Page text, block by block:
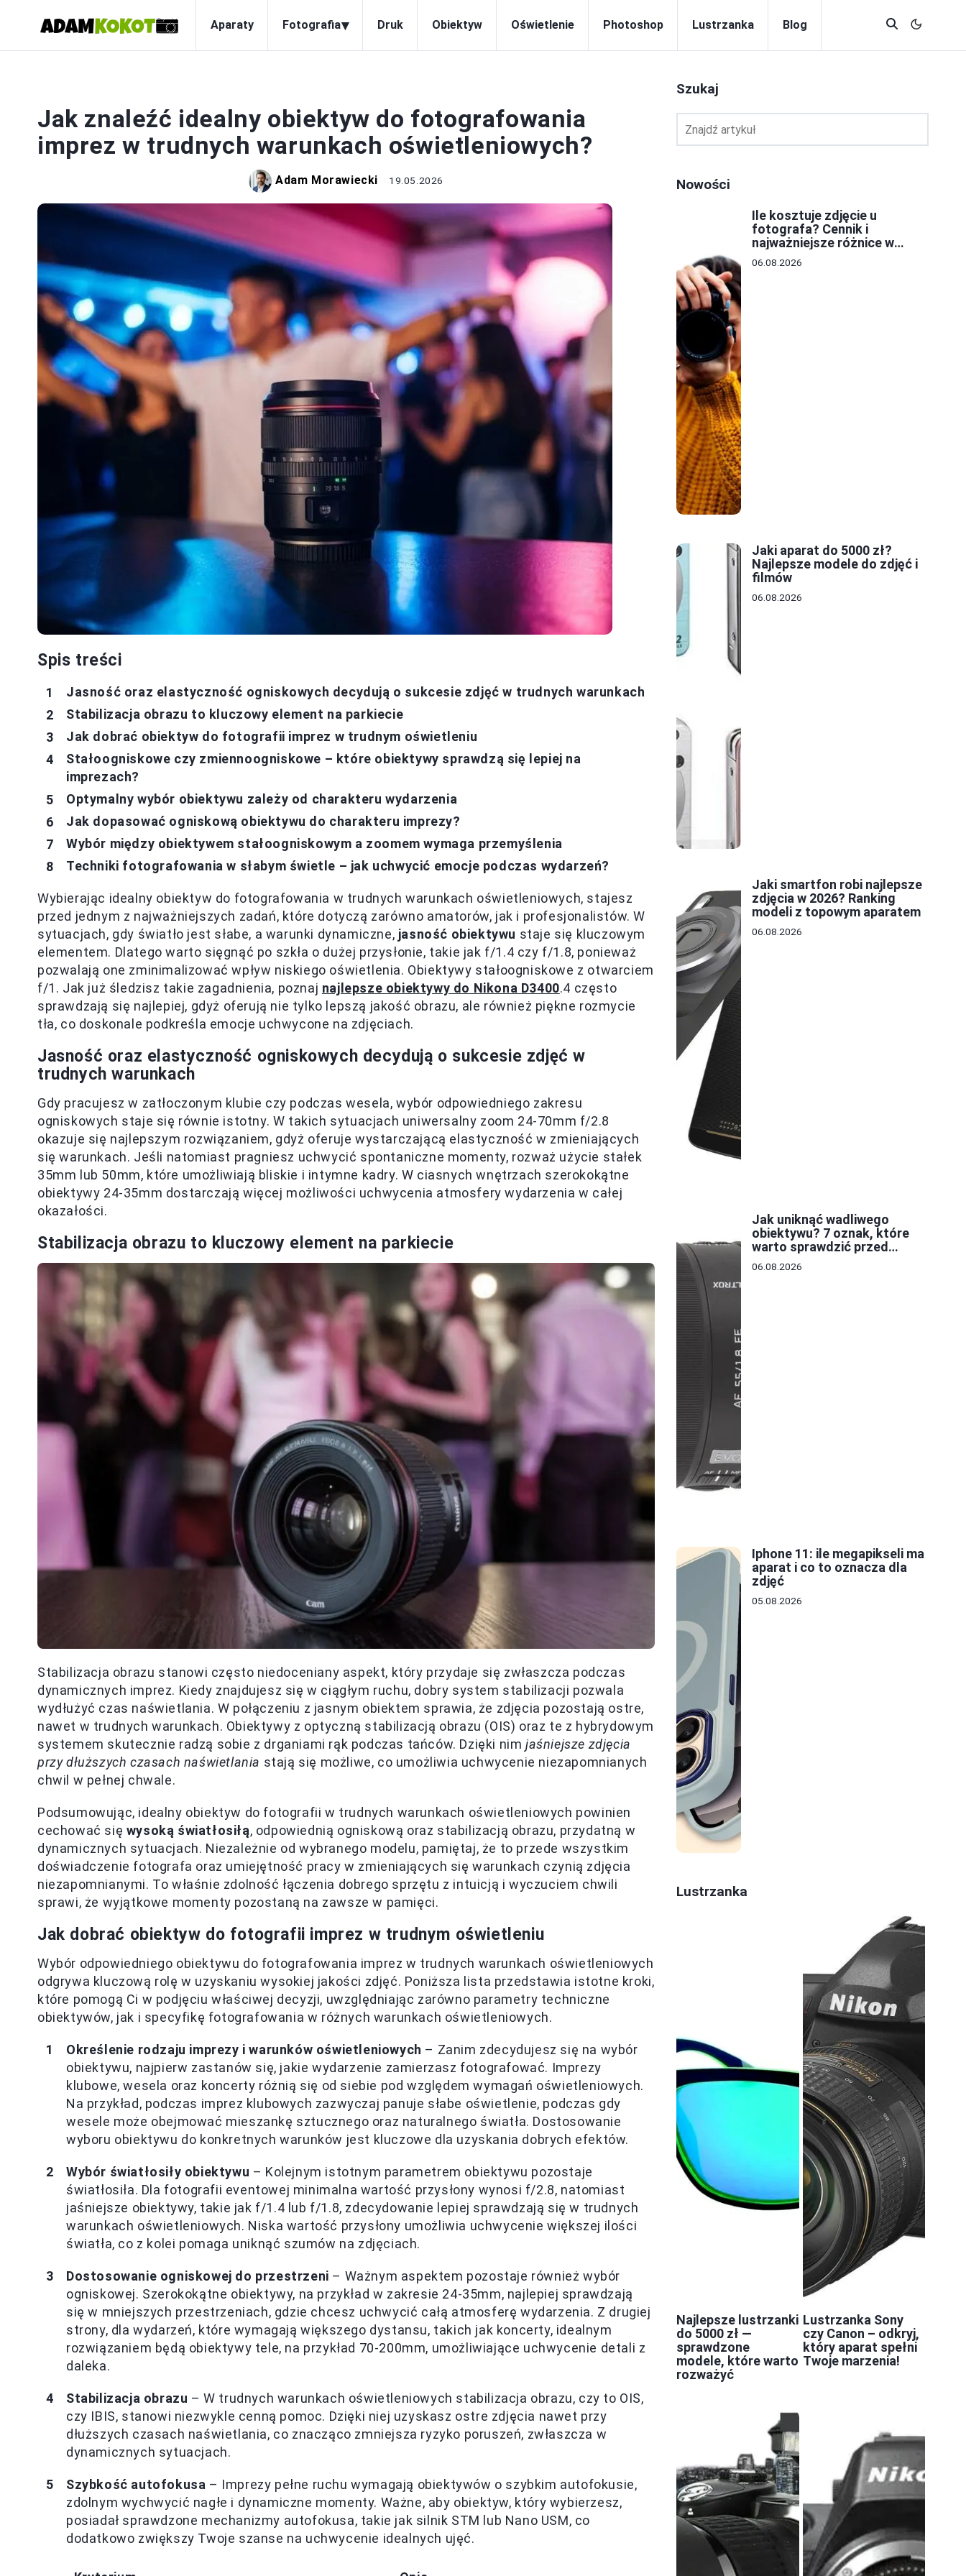
Aparaty Fotografia▾ Druk Obiektyw Oświetlenie Photoshop Lustrzanka Blog
Jak znaleźć idealny obiektyw do fotografowania
imprez w trudnych warunkach oświetleniowych?
Adam Morawiecki 19.05.2026
Spis treści
Jasność oraz elastyczność ogniskowych decydują o sukcesie zdjęć w trudnych warunkach
Stabilizacja obrazu to kluczowy element na parkiecie
Jak dobrać obiektyw do fotografii imprez w trudnym oświetleniu
Stałoogniskowe czy zmiennoogniskowe – które obiektywy sprawdzą się lepiej na
imprezach?
Optymalny wybór obiektywu zależy od charakteru wydarzenia
Jak dopasować ogniskową obiektywu do charakteru imprezy?
Wybór między obiektywem stałoogniskowym a zoomem wymaga przemyślenia
Techniki fotografowania w słabym świetle – jak uchwycić emocje podczas wydarzeń?
Wybierając idealny obiektyw do fotografowania w trudnych warunkach oświetleniowych, stajesz
przed jednym z najważniejszych zadań, które dotyczą zarówno amatorów, jak i profesjonalistów. W
sytuacjach, gdy światło jest słabe, a warunki dynamiczne, jasność obiektywu staje się kluczowym
elementem. Dlatego warto sięgnąć po szkła o dużej przysłonie, takie jak f/1.4 czy f/1.8, ponieważ
pozwalają one zminimalizować wpływ niskiego oświetlenia. Obiektywy stałoogniskowe z otwarciem
f/1. Jak już śledzisz takie zagadnienia, poznaj najlepsze obiektywy do Nikona D3400.4 często
sprawdzają się najlepiej, gdyż oferują nie tylko lepszą jakość obrazu, ale również piękne rozmycie
tła, co doskonale podkreśla emocje uchwycone na zdjęciach.
Jasność oraz elastyczność ogniskowych decydują o sukcesie zdjęć w
trudnych warunkach
Gdy pracujesz w zatłoczonym klubie czy podczas wesela, wybór odpowiedniego zakresu
ogniskowych staje się równie istotny. W takich sytuacjach uniwersalny zoom 24-70mm f/2.8
okazuje się najlepszym rozwiązaniem, gdyż oferuje wystarczającą elastyczność w zmieniających
się warunkach. Jeśli natomiast pragniesz uchwycić spontaniczne momenty, rozważ użycie stałek
35mm lub 50mm, które umożliwiają bliskie i intymne kadry. W ciasnych wnętrzach szerokokątne
obiektywy 24-35mm dostarczają więcej możliwości uchwycenia atmosfery wydarzenia w całej
okazałości.
Stabilizacja obrazu to kluczowy element na parkiecie
Stabilizacja obrazu stanowi często niedoceniany aspekt, który przydaje się zwłaszcza podczas
dynamicznych imprez. Kiedy znajdujesz się w ciągłym ruchu, dobry system stabilizacji pozwala
wydłużyć czas naświetlania. W połączeniu z jasnym obiektem sprawia, że zdjęcia pozostają ostre,
nawet w trudnych warunkach. Obiektywy z optyczną stabilizacją obrazu (OIS) oraz te z hybrydowym
systemem skutecznie radzą sobie z drganiami rąk podczas tańców. Dzięki nim jaśniejsze zdjęcia
przy dłuższych czasach naświetlania stają się możliwe, co umożliwia uchwycenie niezapomnianych
chwil w pełnej chwale.
Podsumowując, idealny obiektyw do fotografii w trudnych warunkach oświetleniowych powinien
cechować się wysoką światłosiłą, odpowiednią ogniskową oraz stabilizacją obrazu, przydatną w
dynamicznych sytuacjach. Niezależnie od wybranego modelu, pamiętaj, że to przede wszystkim
doświadczenie fotografa oraz umiejętność pracy w zmieniających się warunkach czynią zdjęcia
niezapomnianymi. To właśnie zdolność łączenia dobrego sprzętu z intuicją i wyczuciem chwili
sprawi, że wyjątkowe momenty pozostaną na zawsze w pamięci.
Jak dobrać obiektyw do fotografii imprez w trudnym oświetleniu
Wybór odpowiedniego obiektywu do fotografowania imprez w trudnych warunkach oświetleniowych
odgrywa kluczową rolę w uzyskaniu wysokiej jakości zdjęć. Poniższa lista przedstawia istotne kroki,
które pomogą Ci w podjęciu właściwej decyzji, uwzględniając zarówno parametry techniczne
obiektywów, jak i specyfikę fotografowania w różnych warunkach oświetleniowych.
Określenie rodzaju imprezy i warunków oświetleniowych – Zanim zdecydujesz się na wybór
obiektywu, najpierw zastanów się, jakie wydarzenie zamierzasz fotografować. Imprezy
klubowe, wesela oraz koncerty różnią się od siebie pod względem wymagań oświetleniowych.
Na przykład, podczas imprez klubowych zazwyczaj panuje słabe oświetlenie, podczas gdy
wesele może obejmować mieszankę sztucznego oraz naturalnego światła. Dostosowanie
wyboru obiektywu do konkretnych warunków jest kluczowe dla uzyskania dobrych efektów.
Wybór światłosiły obiektywu – Kolejnym istotnym parametrem obiektywu pozostaje
światłosiła. Dla fotografii eventowej minimalna wartość przysłony wynosi f/2.8, natomiast
jaśniejsze obiektywy, takie jak f/1.4 lub f/1.8, zdecydowanie lepiej sprawdzają się w trudnych
warunkach oświetleniowych. Niska wartość przysłony umożliwia uchwycenie większej ilości
światła, co z kolei pomaga uniknąć szumów na zdjęciach.
Dostosowanie ogniskowej do przestrzeni – Ważnym aspektem pozostaje również wybór
ogniskowej. Szerokokątne obiektywy, na przykład w zakresie 24-35mm, najlepiej sprawdzają
się w mniejszych przestrzeniach, gdzie chcesz uchwycić całą atmosferę wydarzenia. Z drugiej
strony, dla wydarzeń, które wymagają większego dystansu, takich jak koncerty, idealnym
rozwiązaniem będą obiektywy tele, na przykład 70-200mm, umożliwiające uchwycenie detali z
daleka.
Stabilizacja obrazu – W trudnych warunkach oświetleniowych stabilizacja obrazu, czy to OIS,
czy IBIS, stanowi niezwykle cenną pomoc. Dzięki niej uzyskasz ostre zdjęcia nawet przy
dłuższych czasach naświetlania, co znacząco zmniejsza ryzyko poruszeń, zwłaszcza w
dynamicznych sytuacjach.
Szybkość autofokusa – Imprezy pełne ruchu wymagają obiektywów o szybkim autofokusie,
zdolnym wychwycić nagłe i dynamiczne momenty. Ważne, aby obiektyw, który wybierzesz,
posiadał sprawdzone mechanizmy autofokusa, takie jak silnik STM lub Nano USM, co
dodatkowo zwiększy Twoje szanse na uchwycenie idealnych ujęć.
Szukaj
Nowości
Ile kosztuje zdjęcie u
fotografa? Cennik i
najważniejsze różnice w
cenach
06.08.2026
Jaki aparat do 5000 zł?
Najlepsze modele do zdjęć i
filmów
06.08.2026
Jaki smartfon robi najlepsze
zdjęcia w 2026? Ranking
modeli z topowym aparatem
06.08.2026
Jak uniknąć wadliwego
obiektywu? 7 oznak, które
warto sprawdzić przed
zakupem
06.08.2026
Iphone 11: ile megapikseli ma
aparat i co to oznacza dla
zdjęć
05.08.2026
Lustrzanka
Najlepsze lustrzanki
do 5000 zł —
sprawdzone
modele, które warto
rozważyć
Lustrzanka Sony
czy Canon – odkryj,
który aparat spełni
Twoje marzenia!